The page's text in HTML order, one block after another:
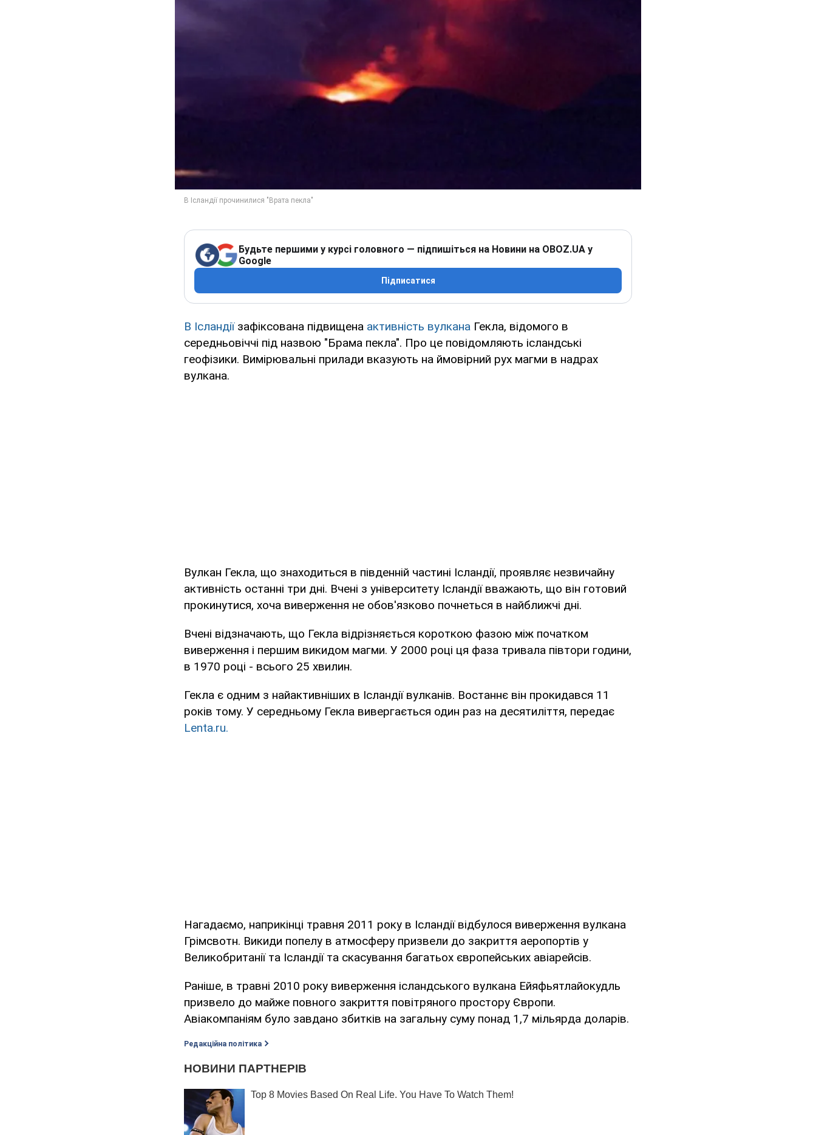
Будьте першими у курсі головного — підпишіться на Новини на OBOZ.UA у
Google
Підписатися
В Ісландіїзафіксована підвищена активність вулкана Гекла, відомого в
середньовіччі під назвою "Брама пекла". Про це повідомляють ісландські
геофізики. Вимірювальні прилади вказують на ймовірний рух магми в надрах
вулкана.
Вулкан Гекла, що знаходиться в південній частині Ісландії, проявляє незвичайну
активність останні три дні. Вчені з університету Ісландії вважають, що він готовий
прокинутися, хоча виверження не обов'язково почнеться в найближчі дні.
Вчені відзначають, що Гекла відрізняється короткою фазою між початком
виверження і першим викидом магми. У 2000 році ця фаза тривала півтори години,
в 1970 році - всього 25 хвилин.
Гекла є одним з найактивніших в Ісландії вулканів. Востаннє він прокидався 11
років тому. У середньому Гекла вивергається один раз на десятиліття, передає
Lenta.ru.
Нагадаємо, наприкінці травня 2011 року в Ісландії відбулося виверження вулкана
Грімсвотн. Викиди попелу в атмосферу призвели до закриття аеропортів у
Великобританії та Ісландії та скасування багатьох європейських авіарейсів.
Раніше, в травні 2010 року виверження ісландського вулкана Ейяфьятлайокудль
призвело до майже повного закриття повітряного простору Європи.
Авіакомпаніям було завдано збитків на загальну суму понад 1,7 мільярда доларів.
Редакційна політика